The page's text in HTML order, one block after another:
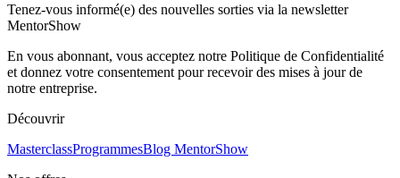
Tenez-vous informé(e) des nouvelles sorties via la newsletter
MentorShow
En vous abonnant, vous acceptez notre Politique de Confidentialité
et donnez votre consentement pour recevoir des mises à jour de
notre entreprise.
Découvrir
MasterclassProgrammesBlog MentorShow